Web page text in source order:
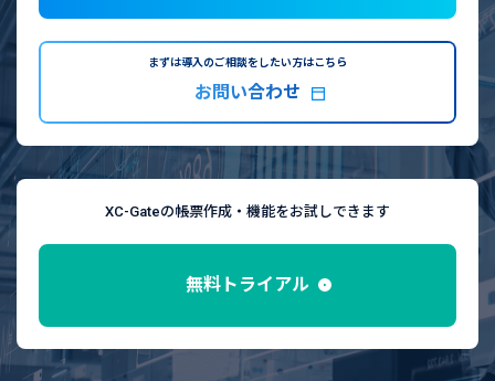
まずは導入のご相談をしたい方はこちら
お問い合わせ
XC-Gateの帳票作成・機能をお試しできます
無料トライアル